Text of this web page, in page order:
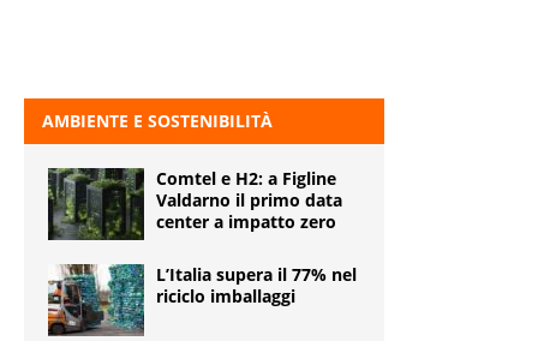
AMBIENTE E SOSTENIBILITÀ
Comtel e H2: a Figline
Valdarno il primo data
center a impatto zero
L’Italia supera il 77% nel
riciclo imballaggi